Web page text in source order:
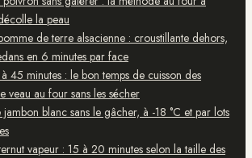
la peau
de terre alsacienne : croustillante dehors,
en 6 minutes par face
45 minutes : le bon temps de cuisson des
veau au four sans les sécher
blanc sans le gâcher, à -18 °C et par lots
vapeur : 15 à 20 minutes selon la taille des